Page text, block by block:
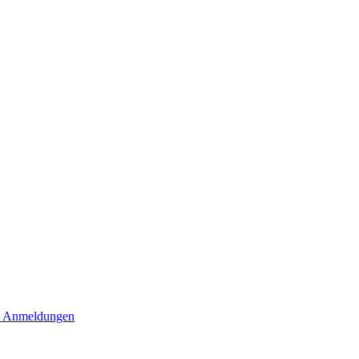
Anmeldungen